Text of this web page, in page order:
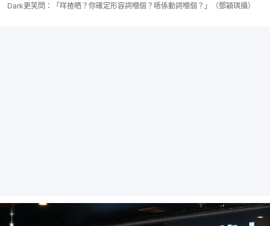
Dark更笑問：「咩揸晒？你確定形容詞嗰個？唔係動詞嗰個？」（鄧穎琪攝）